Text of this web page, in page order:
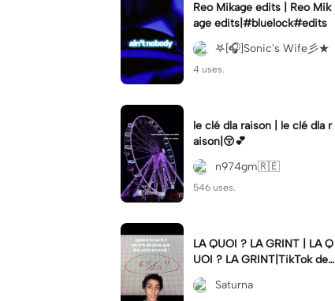
Reo Mikage edits | Reo Mik
age edits|#bluelock#edits
𖤐[🎧]Sonic's Wife彡★
4 uses.
le clé dla raison | le clé dla r
aison|😚💕
n974gm🇷🇪
546 uses.
LA QUOI ? LA GRINT | LA Q
UOI ? LA GRINT|TikTok de l
a personne sami9285#lagri
nt #meme
Saturna